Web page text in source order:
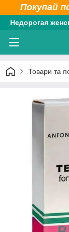
Покупай
Недорогая
Товари та